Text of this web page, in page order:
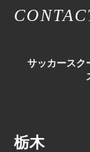
サッカースク
栃木